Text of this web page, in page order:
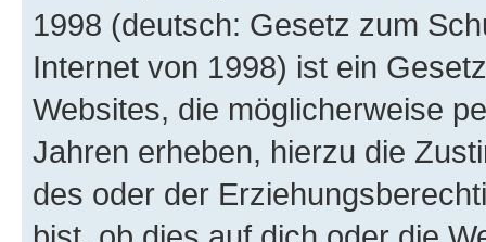
1998 (deutsch: Gesetz zum
Internet von 1998) ist ein
Websites, die möglicherweise
Jahren erheben, hierzu die
des oder der